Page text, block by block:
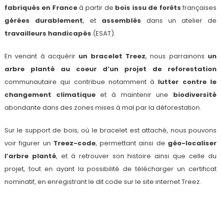
fabriqués en Franceà partir de bois issu de forêts françaises
gérées durablement, et assemblés dans un atelier de
travailleurs handicapés (ESAT).
En venant à acquérir un bracelet Treez, nous parrainons un
arbre planté au coeur d’un projet de reforestation
communautaire qui contribue notamment à lutter contre le
changement climatiqueet à maintenir une biodiversité
abondante dans des zones mises à mal par la déforestation.
Sur le support de bois, où le bracelet est attaché, nous pouvons
voir figurer un Treez-code, permettant ainsi de géo-localiser
l’arbre planté, et à retrouver son histoire ainsi que celle du
projet, tout en ayant la possibilité de télécharger un certificat
nominatif, en enregistrant le dit code sur le site internet Treez.